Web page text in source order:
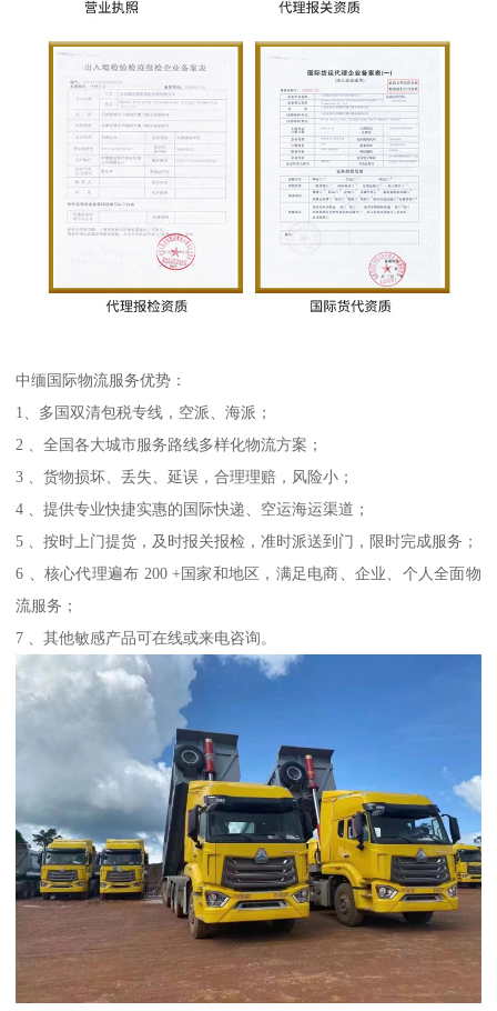
中缅国际物流服务优势：
1、多国双清包税专线，空派、海派；
2 、全国各大城市服务路线多样化物流方案；
3 、货物损坏、丢失、延误，合理理赔，风险小；
4 、提供专业快捷实惠的国际快递、空运海运渠道；
5 、按时上门提货，及时报关报检，准时派送到门，限时完成服务；
6 、核心代理遍布 200 +国家和地区，满足电商、企业、个人全面物
流服务；
7 、其他敏感产品可在线或来电咨询。